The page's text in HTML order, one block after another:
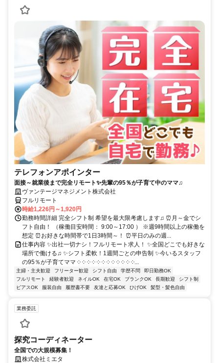
テレフォンアポインター
面接～就業後まで完全リモート✨先輩の95％が子育て中のママ♫
ヴァンテージマネジメント株式会社
フルリモート
時給1,226円～1,920円
勤務時間詳細 完全シフト制 希望を最大限考慮します♫ ⏰月～金でシ
フト自由！ （稼働目安時間： 9:00～17:00 ） ※週9時間以上の稼働を
想定 ⏰お好きな時間帯で1日3時間～！ ⏰平日のみの週...
仕事内容 ✨出社一切ナシ！フルリモート求人！ ✨全国どこでも好きな
場所で働ける♫ ✨シフト柔軟！1週間ごとの申告制 ✨今いるスタッフ
の95％が子育てママ ༶ ༶ ༶ ༶ ༶ ༶ ༶ ༶ ༶ ༶ ༶ ༶...
主婦・主夫歓迎 フリーター歓迎 シフト自由 学歴不問
即日勤務OK
フルリモート
経験者歓迎 ネイルOK 在宅OK ブランクOK 長期歓迎
シフト制
ピアスOK
服装自由 履歴書不要 友達と応募OK ひげOK 髪型・髪色自由
業務委託
探究コーディネーター
全国での大規模募集！
株式会社ミエタ